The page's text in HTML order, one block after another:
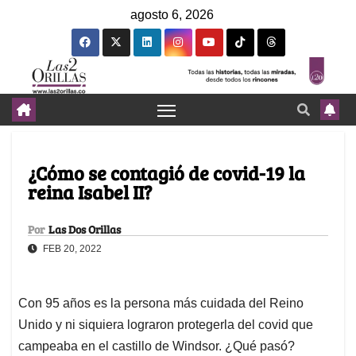
agosto 6, 2026
¿Cómo se contagió de covid-19 la
reina Isabel II?
Por Las Dos Orillas
FEB 20, 2022
Con 95 años es la persona más cuidada del Reino
Unido y ni siquiera lograron protegerla del covid que
campeaba en el castillo de Windsor. ¿Qué pasó?